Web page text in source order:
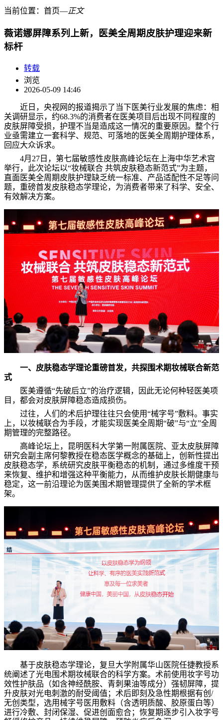
当前位置： 首页―正文
薇诺娜屏障系列上新，医美全周期皮肤护理迎来新
标杆
转载
浏览
2026-05-09 14:46
近日，央视网的报道揭示了当下医美行业发展的焦虑：相
关调研显示，约68.3%的消费者在医美项目后出现不同程度的
皮肤屏障受损，护理不当是造成这一情况的重要原因。整个行
业亟需建立一套科学、规范、可落地的医美全周期护理体系，
回应大众诉求。
4月27日，第七届敏感性皮肤高峰论坛在上海中华艺术宫
举行，此次论坛以“妆械联合 共筑皮肤稳态新范式”为主题，
直面医美全周期皮肤护理缺乏统一标准、产品适配性不足等问
题，重磅首发皮肤稳态学理论，为消费者带来了科学、安全、
有效解决方案。
一、皮肤稳态学理论重磅首发，共探围术期妆械联合新范
式
医美遵循“先破后立”的治疗逻辑，因此无论何种轻医美项
目，都会对皮肤屏障稳态造成损伤。
过往，人们的术后护理往往只会使用“械字号”敷料。事实
上，以妆械联合为手段，才能实现医美全周期“破”与“立”全周
期管理的完整路径。
高峰论坛上，昆明医科大学第一附属医院、亚太皮肤屏障
研究会副主席何黎教授在稳态医学概念的基础上，创新性提出
皮肤稳态学，系统研究皮肤平衡稳态的机制，通过多维度干预
来恢复、维护和增强这种平衡能力，从而维护皮肤长期健康与
稳定，这一前沿理论为医美围术期管理提供了全新的学术框
架。
基于皮肤稳态学理论，复旦大学附属华山医院任捷教授系
统阐述了光电围术期妆械联合的科学方案。术前使用妆字号功
效性护肤品（如含神经酰胺、青刺果油等成分）强韧屏障，提
升皮肤对光电刺激的耐受阈值；术后即刻及急性期根据有创/
无创类型，选用械字号医用敷料（含透明质酸、胶原蛋白等）
进行冷敷、封闭保湿、促进创面愈合；恢复期逐步引入妆字号